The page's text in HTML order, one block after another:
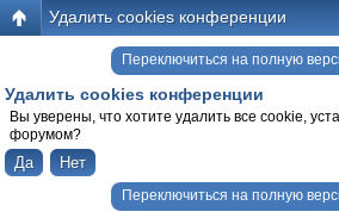
Удалить cookies конференции
Переключиться на полную
Удалить cookies конференции
Вы уверены, что хотите удалить все cookie,
форумом?
Переключиться на полную